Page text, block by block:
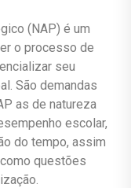
(NAP) é um
o processo de
seu
São demandas
as de natureza
escolar,
do tempo, assim
questões